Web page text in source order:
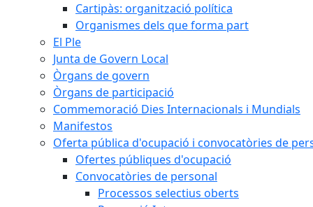
Cartipàs: organització política
Organismes dels que forma part
El Ple
Junta de Govern Local
Òrgans de govern
Òrgans de participació
Commemoració Dies Internacionals i Mundials
Manifestos
Oferta pública d'ocupació i convocatòries de
Ofertes públiques d'ocupació
Convocatòries de personal
Processos selectius oberts